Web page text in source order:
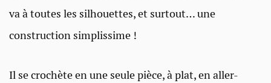
va à toutes les silhouettes, et surtout… une
construction simplissime !
Il se crochète en une seule pièce, à plat, en aller-